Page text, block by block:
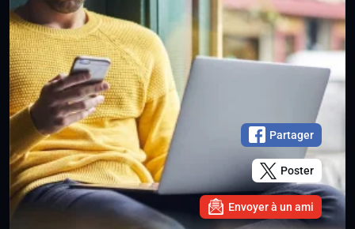
Partager
Poster
Envoyer à un ami